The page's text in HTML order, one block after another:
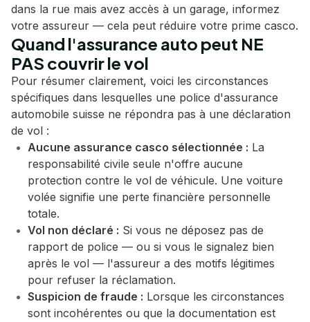
dans la rue mais avez accès à un garage, informez
votre assureur — cela peut réduire votre prime casco.
Quand l'assurance auto peut NE
PAS couvrir le vol
Pour résumer clairement, voici les circonstances
spécifiques dans lesquelles une police d'assurance
automobile suisse ne répondra pas à une déclaration
de vol :
Aucune assurance casco sélectionnée : La
responsabilité civile seule n'offre aucune
protection contre le vol de véhicule. Une voiture
volée signifie une perte financière personnelle
totale.
Vol non déclaré : Si vous ne déposez pas de
rapport de police — ou si vous le signalez bien
après le vol — l'assureur a des motifs légitimes
pour refuser la réclamation.
Suspicion de fraude : Lorsque les circonstances
sont incohérentes ou que la documentation est